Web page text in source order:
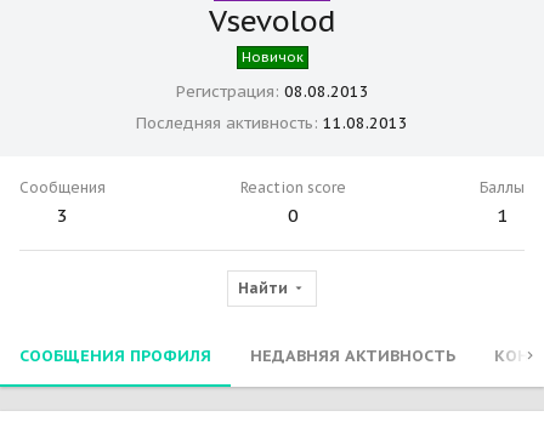
Vsevolod
Новичок
Регистрация 08.08.2013
Последняя активность 11.08.2013
Сообщения
3
Reaction score
0
Баллы
1
Найти
СООБЩЕНИЯ ПРОФИЛЯ НЕДАВНЯЯ АКТИВНОСТЬ